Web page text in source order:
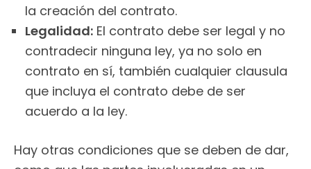
la creación del contrato.
Legalidad: El contrato debe ser legal y no
contradecir ninguna ley, ya no solo en
contrato en sí, también cualquier clausula
que incluya el contrato debe de ser
acuerdo a la ley.
Hay otras condiciones que se deben de dar,